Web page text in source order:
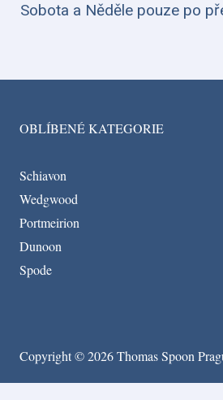
Sobota a Něděle pouze po
OBLÍBENÉ KATEGORIE
Schiavon
Wedgwood
Portmeirion
Dunoon
Spode
Copyright © 2026 Thomas Spoon